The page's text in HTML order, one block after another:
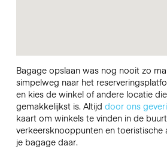
Bagage opslaan was nog nooit zo
simpelweg naar het
en kies de winkel of andere locatie
gemakkelijkst is. Altijd door ons
kaart om winkels te vinden in de
verkeersknooppunten en toeristische
je bagage daar.